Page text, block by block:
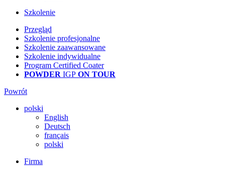
Szkolenie
Przegląd
Szkolenie profesjonalne
Szkolenie zaawansowane
Szkolenie indywidualne
Program Certified Coater
POWDER IGP ON TOUR
Powrót
polski
English
Deutsch
français
polski
Firma